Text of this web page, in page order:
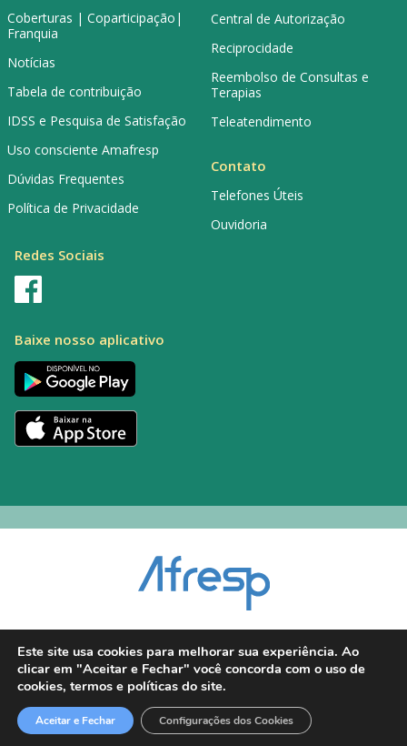
Coberturas | Coparticipação|
Franquia
Notícias
Tabela de contribuição
IDSS e Pesquisa de Satisfação
Uso consciente Amafresp
Dúvidas Frequentes
Política de Privacidade
Central de Autorização
Reciprocidade
Reembolso de Consultas e
Terapias
Teleatendimento
Contato
Telefones Úteis
Ouvidoria
Redes Sociais
Baixe nosso aplicativo
dpo@afresp.org.br
Diretor Técnico: Antonio Carlos Aparecido. CRM: 54.464
Este site usa cookies para melhorar sua experiência. Ao
clicar em "Aceitar e Fechar" você concorda com o uso de
cookies, termos e políticas do site.
Aceitar e Fechar Configurações dos Cookies